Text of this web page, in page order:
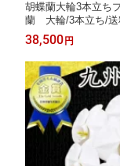
胡蝶蘭大輪3本立ち
蘭 大輪/3本立ち/送
念日/木札 竣工式落
38,500 円